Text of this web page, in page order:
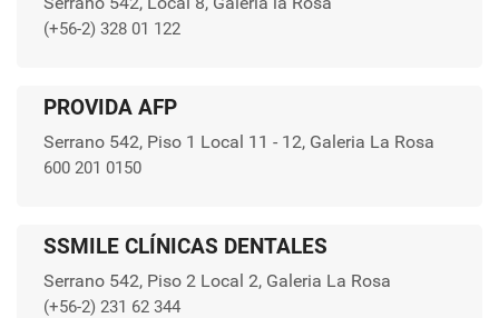
(+56-2) 328 01 122
PROVIDA AFP
Serrano 542, Piso 1 Local 11 - 12, Galeria La Rosa
600 201 0150
SSMILE CLÍNICAS DENTALES
Serrano 542, Piso 2 Local 2, Galeria La Rosa
(+56-2) 231 62 344